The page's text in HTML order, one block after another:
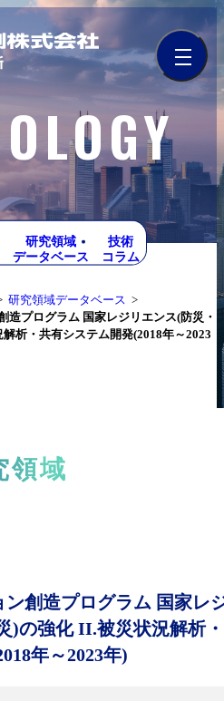
研究領域
データベース
技術
コラム
研究領域データベース
造プログラム 国家レジリエンス(防災・
析・共有システム開発(2018年～2023
領域
創造プログラム 国家レ
)の強化 II.被災状況解析・
年～2023年)